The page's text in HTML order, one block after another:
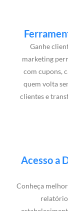
Ganhe
marketing
com cupons,
quem volta
clientes e
Acesso a
Conheça